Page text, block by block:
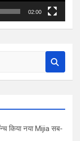
02:00
किया नया Mijia सब-